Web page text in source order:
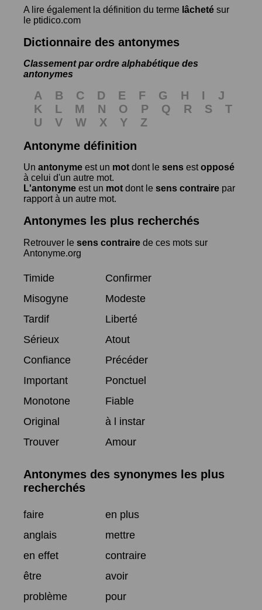
A lire également la définition du terme lâcheté sur
le ptidico.com
Dictionnaire des antonymes
Classement par ordre alphabétique des
antonymes
A B C D E F G H I
J
K
L M N O P Q R S
T
U
V W X Y
Z
Antonyme définition
Un antonyme est un mot dont le sens estopposé
à celui d'un autre mot.
L'antonyme est un mot dont le sens contraire par
rapport à un autre mot.
Antonymes les plus recherchés
Retrouver le sens contraire de ces mots sur
Antonyme.org
Timide
Confirmer
Misogyne
Modeste
Tardif
Liberté
Sérieux
Atout
Confiance
Précéder
Important
Ponctuel
Monotone
Fiable
Original
à l instar
Trouver
Amour
Antonymes des synonymes les plus
recherchés
faire
en plus
anglais
mettre
en effet
contraire
être
avoir
problème
pour